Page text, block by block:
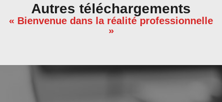
Autres téléchargements
« Bienvenue dans la réalité professionnelle
»